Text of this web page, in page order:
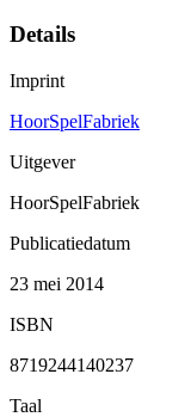
Details
Imprint
HoorSpelFabriek
Uitgever
HoorSpelFabriek
Publicatiedatum
23 mei 2014
ISBN
8719244140237
Taal